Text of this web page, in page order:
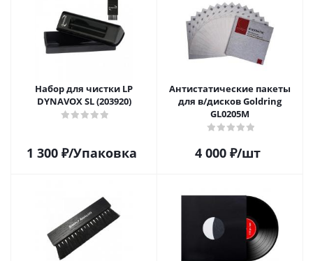
Набор для чистки LP
DYNAVOX SL (203920)
1 300₽/Упаковка
Антистатические пакеты
для в/дисков Goldring
GL0205M
4 000₽/шт